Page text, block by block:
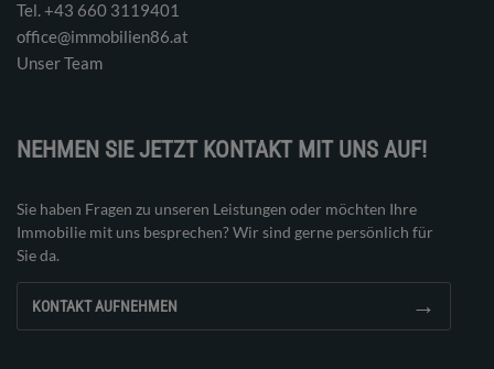
Tel. ‭+43 660 3119401‬
office@immobilien86.at
Unser Team
NEHMEN SIE JETZT KONTAKT MIT UNS AUF!
Sie haben Fragen zu unseren Leistungen oder möchten Ihre
Immobilie mit uns besprechen? Wir sind gerne persönlich für
Sie da.
KONTAKT AUFNEHMEN →